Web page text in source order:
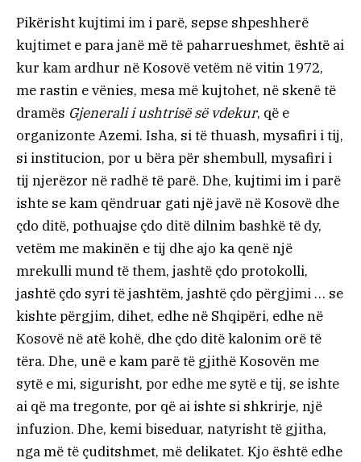
Pikërisht kujtimi im i parë, sepse shpeshherë
kujtimet e para janë më të paharrueshmet, është ai
kur kam ardhur në Kosovë vetëm në vitin 1972,
me rastin e vënies, mesa më kujtohet, në skenë të
dramës Gjenerali i ushtrisë së vdekur, që e
organizonte Azemi. Isha, si të thuash, mysafiri i tij,
si institucion, por u bëra për shembull, mysafiri i
tij njerëzor në radhë të parë. Dhe, kujtimi im i parë
ishte se kam qëndruar gati një javë në Kosovë dhe
çdo ditë, pothuajse çdo ditë dilnim bashkë të dy,
vetëm me makinën e tij dhe ajo ka qenë një
mrekulli mund të them, jashtë çdo protokolli,
jashtë çdo syri të jashtëm, jashtë çdo përgjimi … se
kishte përgjim, dihet, edhe në Shqipëri, edhe në
Kosovë në atë kohë, dhe çdo ditë kalonim orë të
tëra. Dhe, unë e kam parë të gjithë Kosovën me
sytë e mi, sigurisht, por edhe me sytë e tij, se ishte
ai që ma tregonte, por që ai ishte si shkrirje, një
infuzion. Dhe, kemi biseduar, natyrisht të gjitha,
nga më të çuditshmet, më delikatet. Kjo është edhe